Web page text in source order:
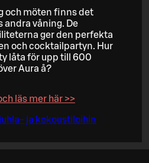
och möten finns det
våning. De
ger den perfekta
och cocktailpartyn. Hur
låta för upp till 600
Aura å?
läs mer här >>
ja kokoustiloihin